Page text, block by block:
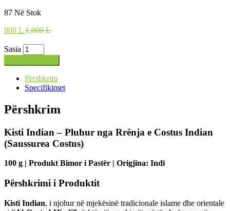
87 Në Stok
800 L 1,000 L
Sasia
Përshkrim
Specifikimet
Përshkrim
Kisti Indian – Pluhur nga Rrënja e Costus Indian
(Saussurea Costus)
100 g | Produkt Bimor i Pastër | Origjina: Indi
Përshkrimi i Produktit
Kisti Indian, i njohur në mjekësinë tradicionale islame dhe orientale